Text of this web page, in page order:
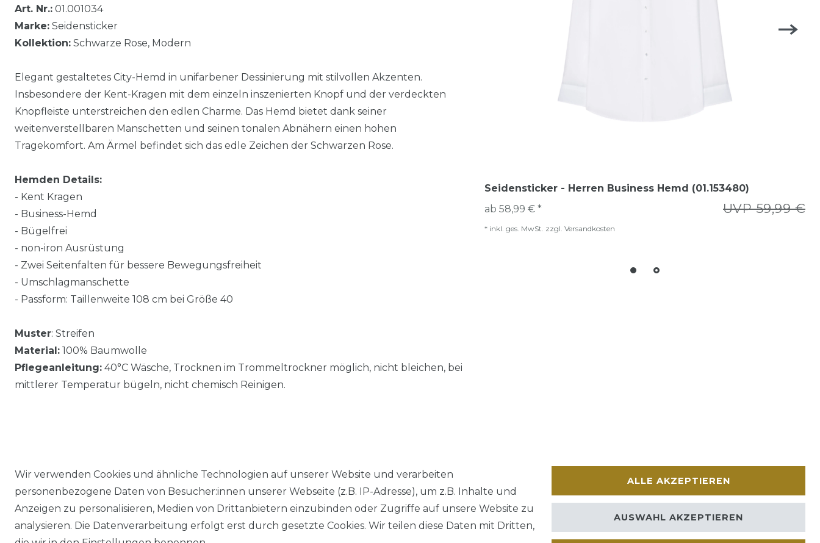
Art. Nr.: 01.001034
Marke: Seidensticker
Kollektion: Schwarze Rose, Modern
Elegant gestaltetes City-Hemd in unifarbener Dessinierung mit stilvollen Akzenten.
Insbesondere der Kent-Kragen mit dem einzeln inszenierten Knopf und der verdeckten
Knopfleiste unterstreichen den edlen Charme. Das Hemd bietet dank seiner
weitenverstellbaren Manschetten und seinen tonalen Abnähern einen hohen
Tragekomfort. Am Ärmel befindet sich das edle Zeichen der Schwarzen Rose.
Hemden Details:
- Kent Kragen
- Business-Hemd
- Bügelfrei
- non-iron Ausrüstung
- Zwei Seitenfalten für bessere Bewegungsfreiheit
- Umschlagmanschette
- Passform: Taillenweite 108 cm bei Größe 40
Muster: Streifen
Material: 100% Baumwolle
Pflegeanleitung: 40°C Wäsche, Trocknen im Trommeltrockner möglich, nicht bleichen, bei
mittlerer Temperatur bügeln, nicht chemisch Reinigen.
Seidensticker - Herren Business Hemd (01.153480)
UVP 59,99 €
ab 58,99 € *
* inkl. ges. MwSt. zzgl. Versandkosten
Wir verwenden Cookies und ähnliche Technologien auf unserer Website und verarbeiten
personenbezogene Daten von Besucher:innen unserer Webseite (z.B. IP-Adresse), um z.B. Inhalte und
Anzeigen zu personalisieren, Medien von Drittanbietern einzubinden oder Zugriffe auf unsere Website zu
analysieren. Die Datenverarbeitung erfolgt erst durch gesetzte Cookies. Wir teilen diese Daten mit Dritten,
ALLE AKZEPTIEREN
AUSWAHL AKZEPTIEREN